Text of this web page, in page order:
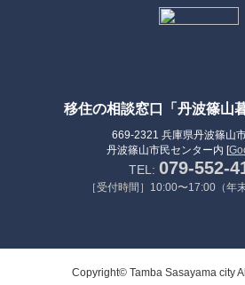
移住の相談窓口「丹波篠山
669-2321 兵庫県丹波篠山
丹波篠山市民センター内 [
TEL: 079-552-
［受付時間］10:00〜17:00（年
Copyright© Tamba Sasayama city